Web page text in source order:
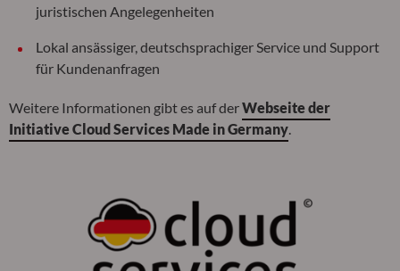
juristischen Angelegenheiten
Lokal ansässiger, deutschsprachiger Service und Support
für Kundenanfragen
Weitere Informationen gibt es auf derWebseite der
Initiative Cloud Services Made in Germany